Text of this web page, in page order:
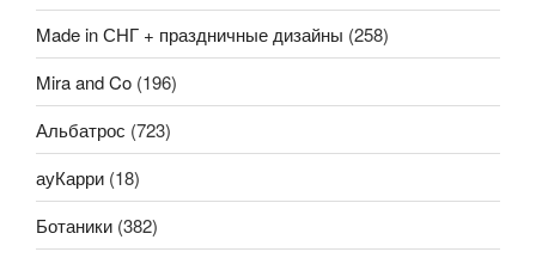
Made in СНГ + праздничные дизайны (258)
Mira and Co (196)
Альбатрос (723)
ауКарри (18)
Ботаники (382)